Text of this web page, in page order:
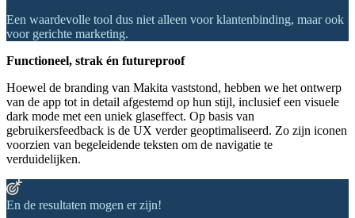
Een waardevolle tool dus niet alleen voor klantenbinding, maar ook
voor gerichte marketing.
Functioneel, strak én futureproof
Hoewel de branding van Makita vaststond, hebben we het ontwerp
van de app tot in detail afgestemd op hun stijl, inclusief een visuele
dark mode met een uniek glaseffect. Op basis van
gebruikersfeedback is de UX verder geoptimaliseerd. Zo zijn iconen
voorzien van begeleidende teksten om de navigatie te
verduidelijken.
En de resultaten mogen er zijn!